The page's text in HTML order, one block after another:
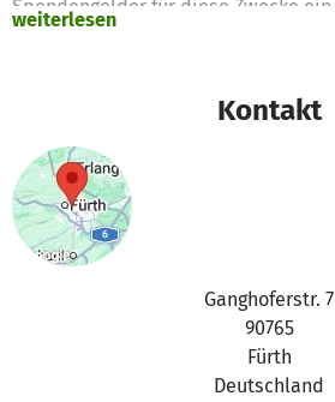
Spendengelder für diese Zwecke ein
weiterlesen
Kontakt
Ganghoferstr. 7
90765
Fürth
Deutschland